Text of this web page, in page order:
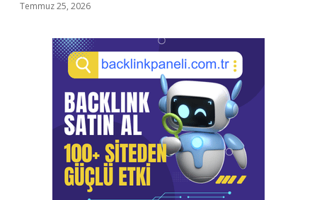
Temmuz 25, 2026